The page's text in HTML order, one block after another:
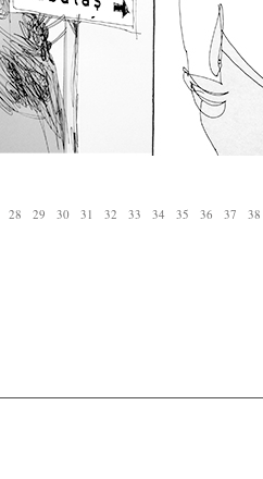
28 29 30 31 32 33 34 35 36 37 38